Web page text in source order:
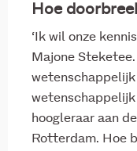
Hoe
‘Ik wil onze
Majone
hoogleraar aan
Rotterdam. Hoe